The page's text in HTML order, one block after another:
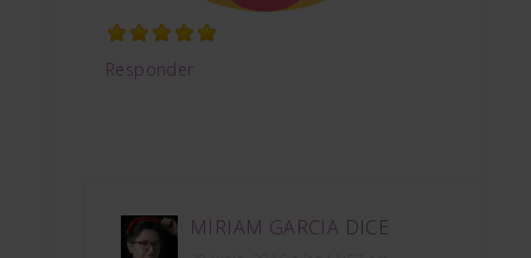
Responder
MIRIAM GARCIA DICE